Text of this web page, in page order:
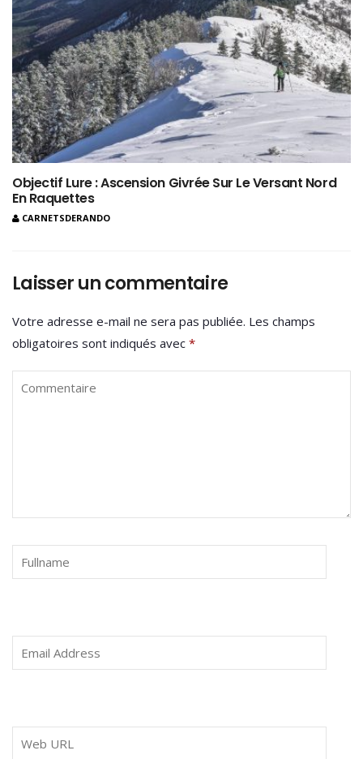
Objectif Lure : Ascension Givrée Sur Le Versant Nord
En Raquettes
CARNETSDERANDO
Laisser un commentaire
Votre adresse e-mail ne sera pas publiée. Les champs
obligatoires sont indiqués avec *